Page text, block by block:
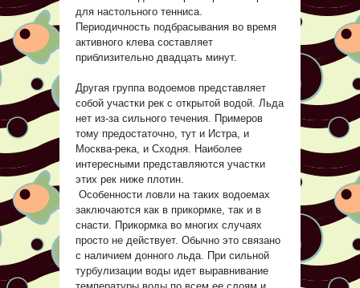
для настольного тенниса.
Периодичность подбрасывания во время
активного клева составляет
приблизительно двадцать минут.
Другая группа водоемов представляет
собой участки рек с открытой водой. Льда
нет из-за сильного течения. Примеров
тому предостаточно, тут и Истра, и
Москва-река, и Сходня. Наиболее
интересными представляются участки
этих рек ниже плотин.
Особенности ловли на таких водоемах
заключаются как в прикормке, так и в
снасти. Прикормка во многих случаях
просто не действует. Обычно это связано
с наличием донного льда. При сильной
турбулизации воды идет выравнивание